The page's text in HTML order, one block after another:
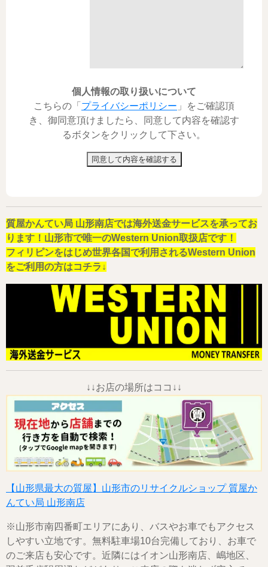
個人情報の取り扱いについて
こちらの「 プライバシーポリシー 」をご確認頂
き、御同意頂けましたら、同意して内容を確認す
るボタンをクリックして下さい。
同意して内容を確認する
質屋かんてい局 山形南店では海外送金サービスを承ってお
ります！山形市で唯一のWestern Union取扱店です！
フィリピンをはじめ世界各国で利用されるWestern Union
をご利用の方はコチラ↓
↓↓お店の場所はココ↓↓
【山形県最大の質屋】山形市のリサイクルショップ 質屋か
んてい局 山形南店
※山形市南四番町エリアにあり、バスやお車でもアクセス
しやすい立地です。無料駐車場10台完備しており、お車で
のご来店も安心です。近隣にはイオン山形南店、嶋地区、